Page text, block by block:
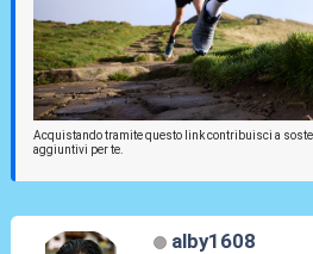
Acquistando tramite questo link contribuisci a
aggiuntivi per te.
alby1608